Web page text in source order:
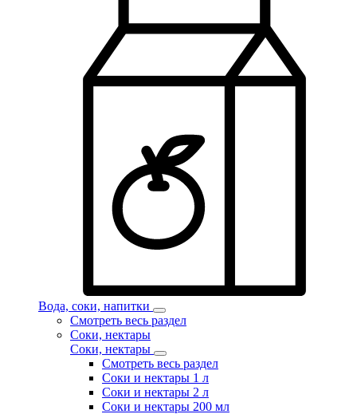
Вода, соки, напитки
Смотреть весь раздел
Соки, нектары
Соки, нектары
Смотреть весь раздел
Соки и нектары 1 л
Соки и нектары 2 л
Соки и нектары 200 мл